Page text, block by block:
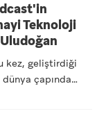
Teknoloji
kez, geliştirdiği
çapında